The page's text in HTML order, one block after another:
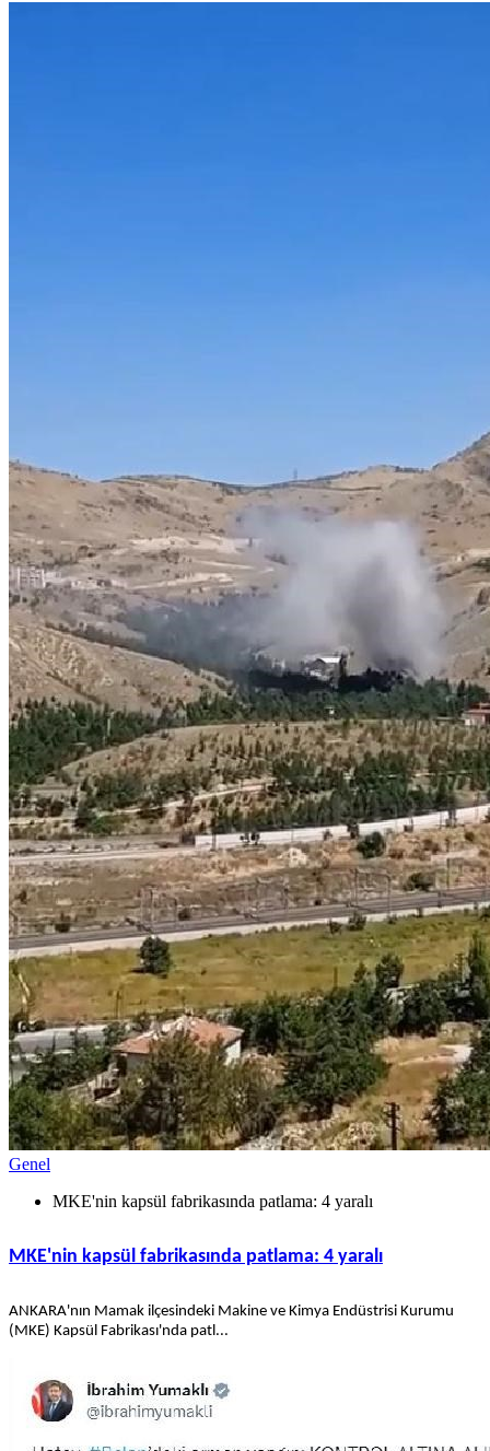
Genel
MKE'nin kapsül fabrikasında patlama: 4 yaralı
MKE'nin kapsül fabrikasında patlama: 4 yaralı
ANKARA'nın Mamak ilçesindeki Makine ve Kimya Endüstrisi Kurumu
(MKE) Kapsül Fabrikası'nda patl...